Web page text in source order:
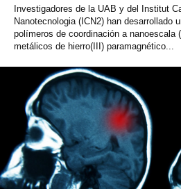
Investigadores de la UAB y del Institut
Nanotecnologia (ICN2) han desarrollado
polímeros de coordinación a nanoescala
metálicos de hierro(III) paramagnético...